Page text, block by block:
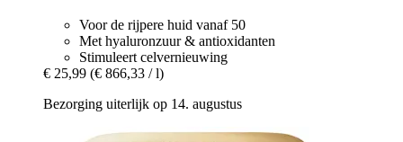
Voor de rijpere huid vanaf 50
Met hyaluronzuur & antioxidanten
Stimuleert celvernieuwing
€ 25,99 (€ 866,33 / l)
Bezorging uiterlijk op 14. augustus